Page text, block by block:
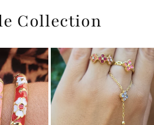
Collection